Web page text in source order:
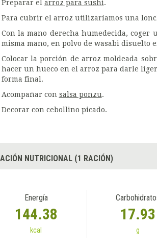
Preparar el arroz para sushi.
Para cubrir el arroz utilizaríamos una
Con la mano derecha humedecida,
misma mano, en polvo de wasabi disuelto
Colocar la porción de arroz moldeada
hacer un hueco en el arroz para darle
forma final.
Acompañar con salsa ponzu.
Decorar con cebollino picado.
NUTRICIONAL (1 RACIÓN)
Energía
144.38
kcal
17.93
g